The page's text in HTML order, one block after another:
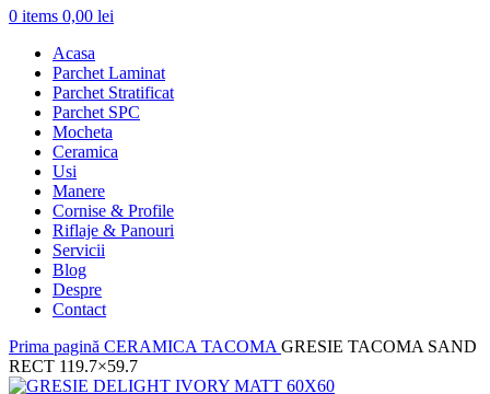
0 items 0,00 lei
Acasa
Parchet Laminat
Parchet Stratificat
Parchet SPC
Mocheta
Ceramica
Usi
Manere
Cornise & Profile
Riflaje & Panouri
Servicii
Blog
Despre
Contact
Prima pagină CERAMICA TACOMA GRESIE TACOMA SAND
RECT 119.7×59.7